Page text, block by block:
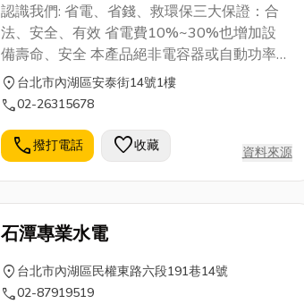
認識我們: 省電、省錢、救環保三大保證：合
法、安全、有效 省電費10%~30%也增加設
備壽命、安全 本產品絕非電容器或自動功率
因數調整器 客戶用電安全、省錢是品義的理
念 電力供應輸送過程中為了避免送電過程中
低，故會以較高的電壓輸送，因此用戶實際所
承受的電壓會高於設備的額定電壓，多餘的電
壓不僅不能讓負載設備更有效的運轉，反而是
導致設備過熱及縮短壽命的主因，故多餘的電
就白白浪費。 於是品義全方位節電器，採用
感應負載用電效率，以再生回饋方式調節，所
需電力于以優質化，減少電力消秏。因減少用
電秏量，故可延長用電設備壽命，又可節省
location_on 台北市內湖區安泰街14號1樓
call02-26315678
call撥打電話 favorite收藏 資料來源
石潭專業水電
location_on 台北市內湖區民權東路六段191巷14號
call02-87919519